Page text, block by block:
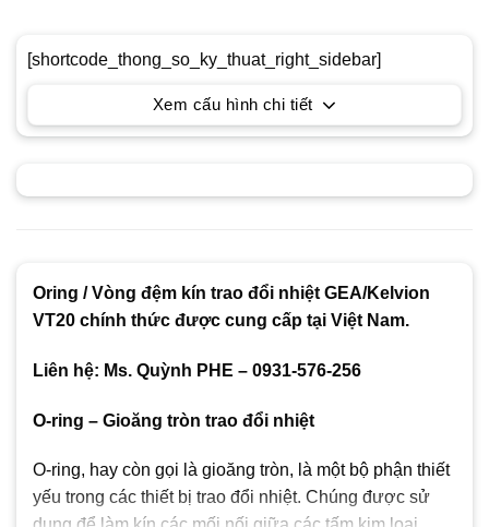
Oring / Vòng đệm kín trao đổi nhiệt GEA/Kelvion
VT20 chính thức được cung cấp tại Việt Nam.
Liên hệ: Ms. Quỳnh PHE – 0931-576-256
O-ring – Gioăng tròn trao đổi nhiệt
O-ring, hay còn gọi là gioăng tròn, là một bộ phận thiết
yếu trong các thiết bị trao đổi nhiệt. Chúng được sử
[shortcode_thong_so_ky_thuat_right_sidebar]
Xem cấu hình chi tiết